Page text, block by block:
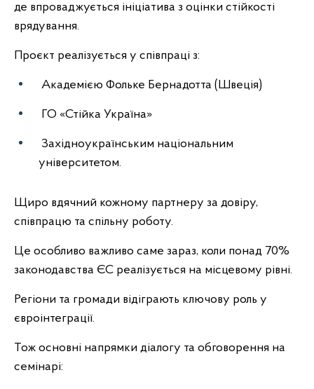
де впроваджується ініціатива з оцінки стійкості
врядування.
Проєкт реалізується у співпраці з:
Академією Фольке Бернадотта (Швеція)
ГО «Стійка Україна»
Західноукраїнським національним
університетом.
Щиро вдячний кожному партнеру за довіру,
співпрацю та спільну роботу.
Це особливо важливо саме зараз, коли понад 70%
законодавства ЄС реалізується на місцевому рівні.
Регіони та громади відіграють ключову роль у
євроінтеграції.
Тож основні напрямки діалогу та обговорення на
семінарі: